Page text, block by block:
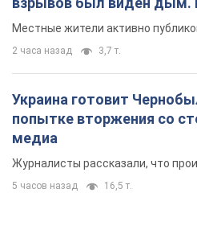
Местные жители активно
2 часа назад 3,7 т.
Украина готовит
попытке вторжения со
медиа
Журналисты рассказали, что
5 часов назад 16,5 т.